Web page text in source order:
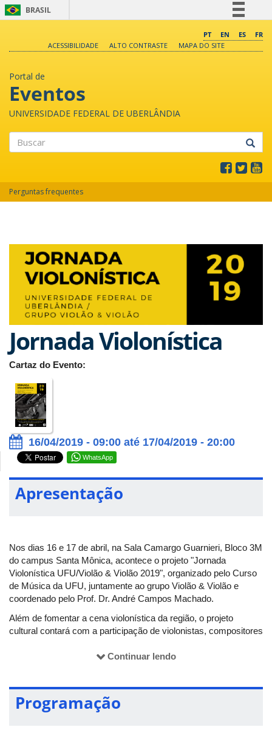
BRASIL
Comunica BR
PT EN ES
FR
ACESSIBILIDADE
ALTO CONTRASTE MAPA DO SITE
Portal de
Eventos
UNIVERSIDADE FEDERAL DE UBERLÂNDIA
Perguntas frequentes
Jornada Violonística
Cartaz do Evento:
16/04/2019 - 09:00 até 17/04/2019 - 20:00
WhatsApp
Apresentação
Nos dias 16 e 17 de abril, na Sala Camargo Guarnieri, Bloco 3M
do campus Santa Mônica, acontece o projeto "Jornada
Violonística UFU/Violão & Violão 2019", organizado pelo Curso
de Música da UFU, juntamente ao grupo Violão & Violão e
coordenado pelo Prof. Dr. André Campos Machado.
Além de fomentar a cena violonística da região, o projeto
cultural contará com a participação de violonistas, compositores
que, a ação também tem como objetivo, abrir espaço para
professores, concertistas e compositores envolvidos no projeto
de divulgação do violão instrumental no Brasil. O evento é
Continuar lendo
Programação